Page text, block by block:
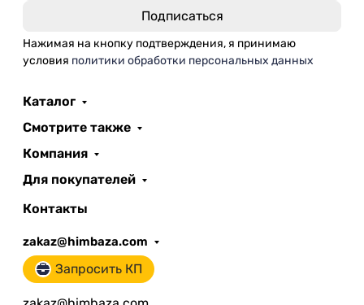
Нажимая на кнопку подтверждения, я принимаю
условия политики обработки персональных данных
Каталог
Смотрите также
Компания
Для покупателей
Контакты
zakaz@himbaza.com
Запросить КП